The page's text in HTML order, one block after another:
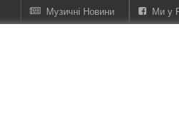
Ми у
Музичні Новини